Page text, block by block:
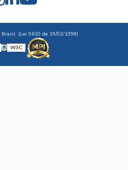
(Lei 9610 de 19/02/1998)
W3C